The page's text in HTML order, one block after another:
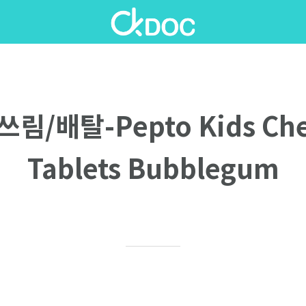
림/배탈-Pepto Kids
Tablets Bubblegum